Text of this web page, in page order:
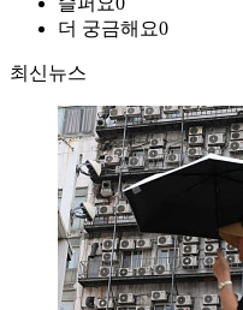
더 궁금해요0
최신뉴스